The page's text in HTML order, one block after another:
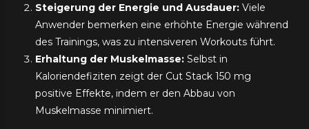
Steigerung der Energie und Ausdauer: Viele
Anwender bemerken eine erhöhte Energie während
des Trainings, was zu intensiveren Workouts führt.
Erhaltung der Muskelmasse: Selbst in
Kaloriendefiziten zeigt der Cut Stack 150 mg
positive Effekte, indem er den Abbau von
Muskelmasse minimiert.